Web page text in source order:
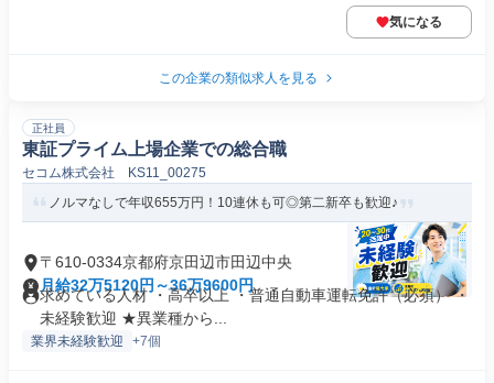
気になる
この企業の類似求人を見る
正社員
東証プライム上場企業での総合職
セコム株式会社 KS11_00275
ノルマなしで年収655万円！10連休も可◎第二新卒も歓迎♪
〒610-0334京都府京田辺市田辺中央
月給32万5120円～36万9600円
求めている人材 ・高卒以上 ・普通自動車運転免許（必須） ・
未経験歓迎 ★異業種から...
業界未経験歓迎 +7個